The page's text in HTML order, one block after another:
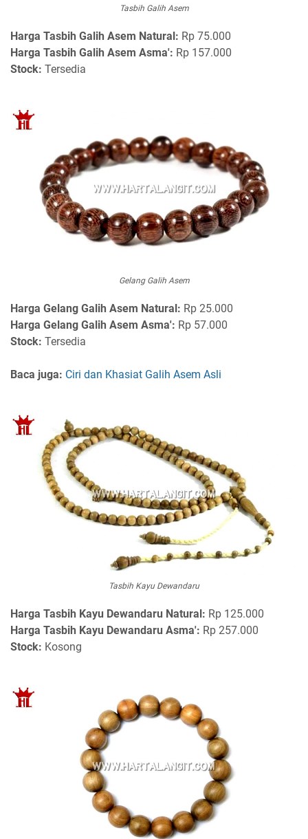
Tasbih Galih Asem
Harga Tasbih Galih Asem Natural: Rp 75.000
Harga Tasbih Galih Asem Asma': Rp 157.000
Stock: Tersedia
Gelang Galih Asem
Harga Gelang Galih Asem Natural: Rp 25.000
Harga Gelang Galih Asem Asma': Rp 57.000
Stock: Tersedia
Baca juga: Ciri dan Khasiat Galih Asem Asli
Tasbih Kayu Dewandaru
Harga Tasbih Kayu Dewandaru Natural: Rp 125.000
Harga Tasbih Kayu Dewandaru Asma': Rp 257.000
Stock: Kosong